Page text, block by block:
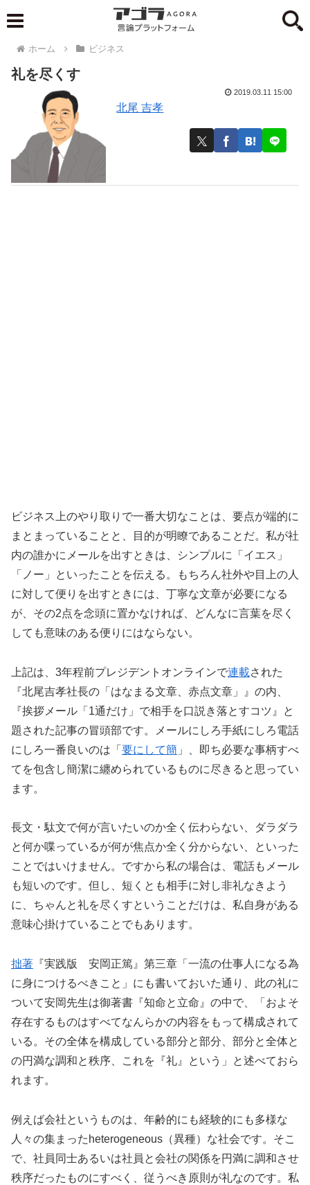
ホーム ビジネス
礼を尽くす
北尾 吉孝
2019.03.11 15:00
ビジネス上のやり取りで一番大切なことは、要点が端的に
まとまっていることと、目的が明瞭であることだ。私が社
内の誰かにメールを出すときは、シンプルに「イエス」
「ノー」といったことを伝える。もちろん社外や目上の人
に対して便りを出すときには、丁寧な文章が必要になる
が、その2点を念頭に置かなければ、どんなに言葉を尽く
しても意味のある便りにはならない。
上記は、3年程前プレジデントオンラインで連載された
『北尾吉孝社長の「はなまる文章、赤点文章」』の内、
『挨拶メール「1通だけ」で相手を口説き落とすコツ』と
題された記事の冒頭部です。メールにしろ手紙にしろ電話
にしろ一番良いのは「 要にして簡 」、即ち必要な事柄すべ
てを包含し簡潔に纏められているものに尽きると思ってい
ます。
長文・駄文で何が言いたいのか全く伝わらない、ダラダラ
と何か喋っているが何が焦点か全く分からない、といった
ことではいけません。ですから私の場合は、電話もメール
も短いのです。但し、短くとも相手に対し非礼なきよう
に、ちゃんと礼を尽くすということだけは、私自身がある
意味心掛けていることでもあります。
拙著 『実践版 安岡正篤』第三章「一流の仕事人になる為
に身につけるべきこと」にも書いておいた通り、此の礼に
ついて安岡先生は御著書『知命と立命』の中で、「およそ
存在するものはすべてなんらかの内容をもって構成されて
いる。その全体を構成している部分と部分、部分と全体と
の円満な調和と秩序、これを『礼』という」と述べておら
れます。
例えば会社というものは、年齢的にも経験的にも多様な
人々の集まったheterogeneous（異種）な社会です。そこ
で、社員同士あるいは社員と会社の関係を円満に調和させ
秩序だったものにすべく、従うべき原則が礼なのです。私